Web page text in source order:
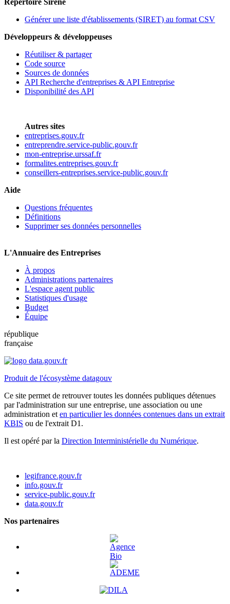
Répertoire Sirene
Générer une liste d'établissements (SIRET) au format CSV
Développeurs & développeuses
Réutiliser & partager
Code source
Sources de données
API Recherche d'entreprises & API Entreprise
Disponibilité des API
Autres sites
entreprises.gouv.fr
entreprendre.service-public.gouv.fr
mon-entreprise.urssaf.fr
formalites.entreprises.gouv.fr
conseillers-entreprises.service-public.gouv.fr
Aide
Questions fréquentes
Définitions
Supprimer ses données personnelles
L'Annuaire des Entreprises
À propos
Administrations partenaires
L'espace agent public
Statistiques d'usage
Budget
Équipe
république
française
Produit de l'écosystème datagouv
Ce site permet de retrouver toutes les données publiques détenues
par l'administration sur une entreprise, une association ou une
administration et en particulier les données contenues dans un extrait
KBIS ou de l'extrait D1.
Il est opéré par la Direction Interministérielle du Numérique.
legifrance.gouv.fr
info.gouv.fr
service-public.gouv.fr
data.gouv.fr
Nos partenaires